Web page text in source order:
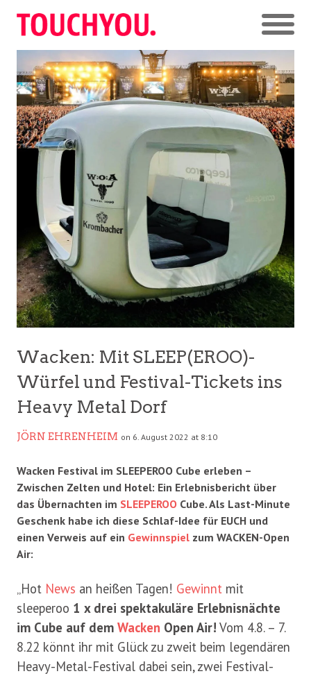
Wacken: Mit SLEEP(EROO)-
Würfel und Festival-Tickets ins
Heavy Metal Dorf
JÖRN EHRENHEIM on 6. August 2022 at 8:10
Wacken Festival im SLEEPEROO Cube erleben –
Zwischen Zelten und Hotel: Ein Erlebnisbericht über
das Übernachten im SLEEPEROO Cube. Als Last-Minute
Geschenk habe ich diese Schlaf-Idee für EUCH und
einen Verweis auf ein Gewinnspiel zum WACKEN-Open
Air:
„Hot News an heißen Tagen! Gewinnt mit
sleeperoo 1 x drei spektakuläre Erlebnisnächte
im Cube auf dem Wacken Open Air! Vom 4.8. – 7.
8.22 könnt ihr mit Glück zu zweit beim legendären
Heavy-Metal-Festival dabei sein, zwei Festival-